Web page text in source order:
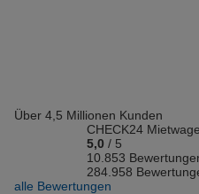
Sophie-Theres R.
abgegeben am 07.08.2026
Abholort: Bodø Flughafen
Vermieter: Hertz
Über 4,5 Millionen Kunden
CHECK24
5,0 / 5
10.853
284.958
alle Bewertungen